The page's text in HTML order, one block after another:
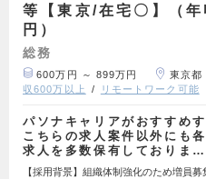
等【東京/在宅〇】（
円）
総務
600万円 ～ 899万円 東京都
収600万以上
リモートワーク可能
パソナキャリアがおすすめす
こちらの求人案件以外にも
求人を多数保有しておりま…
【採用背景】組織体制強化のため増員